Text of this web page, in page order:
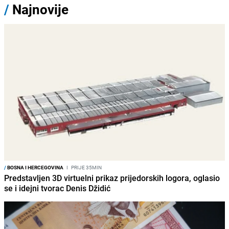
/ Najnovije
/BOSNA I HERCEGOVINA I PRIJE 35MIN
Predstavljen 3D virtuelni prikaz prijedorskih logora, oglasio
se i idejni tvorac Denis Džidić